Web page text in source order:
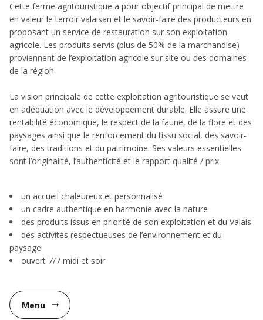
Cette ferme agritouristique a pour objectif principal de mettre
en valeur le terroir valaisan et le savoir-faire des producteurs en
proposant un service de restauration sur son exploitation
agricole. Les produits servis (plus de 50% de la marchandise)
proviennent de l’exploitation agricole sur site ou des domaines
de la région.
La vision principale de cette exploitation agritouristique se veut
en adéquation avec le développement durable. Elle assure une
rentabilité économique, le respect de la faune, de la flore et des
paysages ainsi que le renforcement du tissu social, des savoir-
faire, des traditions et du patrimoine. Ses valeurs essentielles
sont l’originalité, l’authenticité et le rapport qualité / prix
un accueil chaleureux et personnalisé
un cadre authentique en harmonie avec la nature
des produits issus en priorité de son exploitation et du Valais
des activités respectueuses de l’environnement et du
paysage
ouvert 7/7 midi et soir
Menu arrow_right_alt